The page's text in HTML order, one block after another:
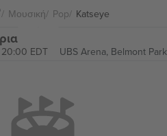
Μουσική Pop Katseye
EDT UBS Arena, Belmont